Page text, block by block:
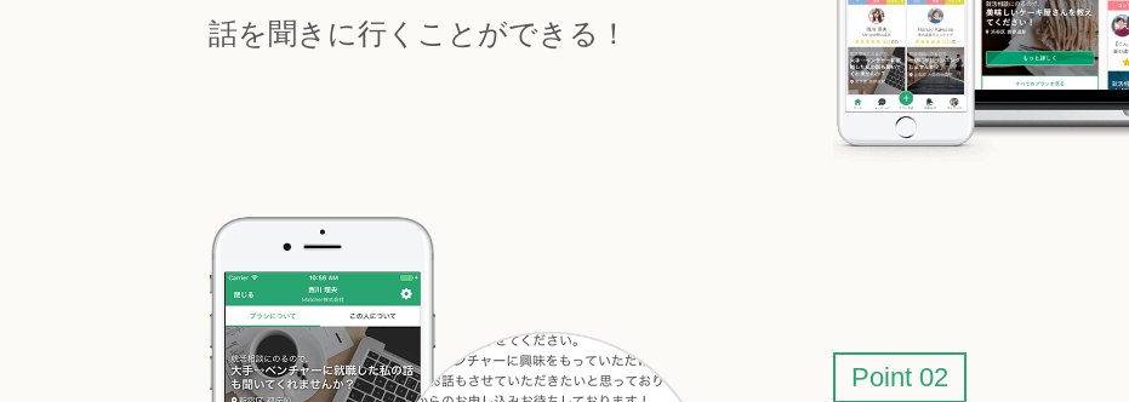
話を聞きに行くことができる！
Point 02